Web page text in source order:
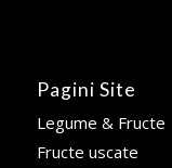
Pagini Site
Legume & Fructe
Fructe uscate